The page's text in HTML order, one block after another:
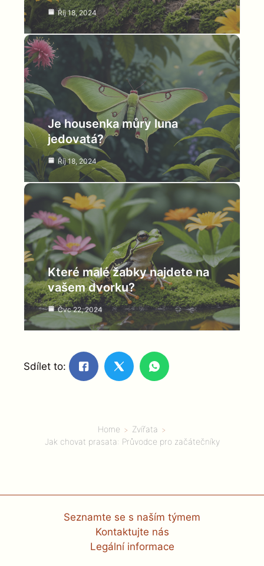
Říj 18, 2024
Je housenka můry luna
jedovatá?
Říj 18, 2024
Které malé žabky najdete na
vašem dvorku?
Čvc 22, 2024
Sdílet to:
Home
Zvířata
Jak chovat prasata: Průvodce pro začátečníky
Seznamte se s naším týmem
Kontaktujte nás
Legální informace